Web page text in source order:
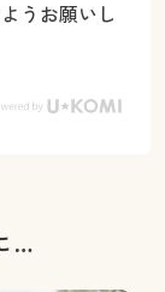
うお願いし
…